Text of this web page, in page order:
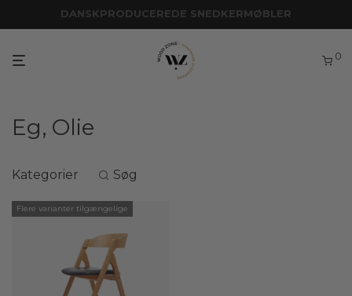
DANSKPRODUCEREDE SNEDKERMØBLER
SPECIALDESIGNET INVENTAR
0
Eg, Olie
Kategorier Søg
Flere varianter tilgængelige